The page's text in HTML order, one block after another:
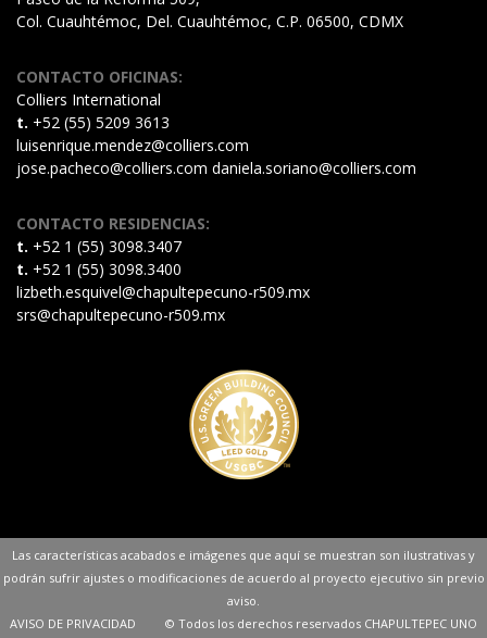
Col. Cuauhtémoc, Del. Cuauhtémoc, C.P. 06500, CDMX
CONTACTO OFICINAS:
Colliers International
t. +52 (55) 5209 3613
luisenrique.mendez@colliers.com
jose.pacheco@colliers.com daniela.soriano@colliers.com
CONTACTO RESIDENCIAS:
t. +52 1 (55) 3098.3407
t. +52 1 (55) 3098.3400
lizbeth.esquivel@chapultepecuno-r509.mx
srs@chapultepecuno-r509.mx
Las características acabados e imágenes que aquí se muestran son ilustrativas y
podrán sufrir ajustes o modificaciones de acuerdo al proyecto ejecutivo sin previo
aviso.
AVISO DE PRIVACIDAD © Todos los derechos reservados CHAPULTEPEC UNO